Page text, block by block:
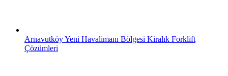
Arnavutköy Yeni Havalimanı Bölgesi Kiralık Forklift
Çözümleri